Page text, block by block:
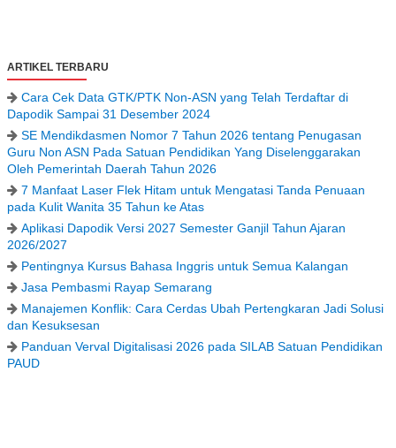
ARTIKEL TERBARU
Cara Cek Data GTK/PTK Non-ASN yang Telah Terdaftar di
Dapodik Sampai 31 Desember 2024
SE Mendikdasmen Nomor 7 Tahun 2026 tentang Penugasan
Guru Non ASN Pada Satuan Pendidikan Yang Diselenggarakan
Oleh Pemerintah Daerah Tahun 2026
7 Manfaat Laser Flek Hitam untuk Mengatasi Tanda Penuaan
pada Kulit Wanita 35 Tahun ke Atas
Aplikasi Dapodik Versi 2027 Semester Ganjil Tahun Ajaran
2026/2027
Pentingnya Kursus Bahasa Inggris untuk Semua Kalangan
Jasa Pembasmi Rayap Semarang
Manajemen Konflik: Cara Cerdas Ubah Pertengkaran Jadi Solusi
dan Kesuksesan
Panduan Verval Digitalisasi 2026 pada SILAB Satuan Pendidikan
PAUD